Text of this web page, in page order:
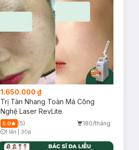
1.650.000 ₫
Trị Tàn Nhang Toàn Má Công
Nghệ Laser RevLite
5.0 (5) 180/tháng
1 lần 30p